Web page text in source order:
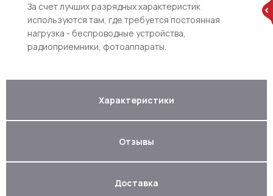
За счет лучших разрядных характеристик
используются там, где требуется постоянная
нагрузка - беспроводные устройства,
радиоприемники, фотоаппараты.
Характеристики
Отзывы
Доставка